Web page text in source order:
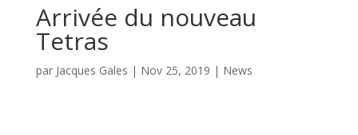
Arrivée du nouveau
Tetras
par Jacques Gales | Nov 25, 2019 | News